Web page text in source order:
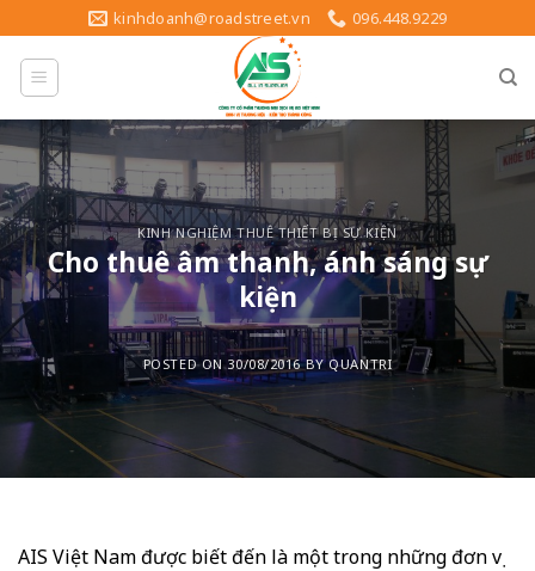
to
content
kinhdoanh@roadstreet.vn 096.448.9229
KINH NGHIỆM THUÊ THIẾT BỊ SỰ KIỆN
Cho thuê âm thanh, ánh sáng sự
kiện
POSTED ON30/08/2016BYQUANTRI
AIS Việt Nam được biết đến là một trong những đơn vị